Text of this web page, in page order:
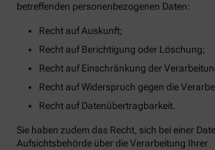
betreffenden personenbezogenen Daten:
Recht auf Auskunft;
Recht auf Berichtigung oder Löschung;
Recht auf Einschränkung der
Recht auf Widerspruch gegen die
Recht auf Datenübertragbarkeit.
Sie haben zudem das Recht, sich bei einer
Aufsichtsbehörde über die Verarbeitung Ihrer